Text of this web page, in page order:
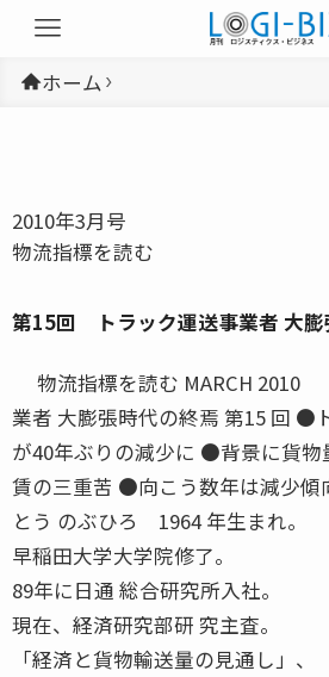
ホーム
2010年3月号
物流指標を読む
第15回 トラック運送事業者 大膨
物流指標を読む MARCH 2010
業者 大膨張時代の終焉 第15 回 ●
が40年ぶりの減少に ●背景に貨物
賃の三重苦 ●向こう数年は減少傾
とう のぶひろ 1964 年生まれ。
早稲田大学大学院修了。
89年に日通 総合研究所入社。
現在、経済研究部研 究主査。
「経済と貨物輸送量の見通し」、